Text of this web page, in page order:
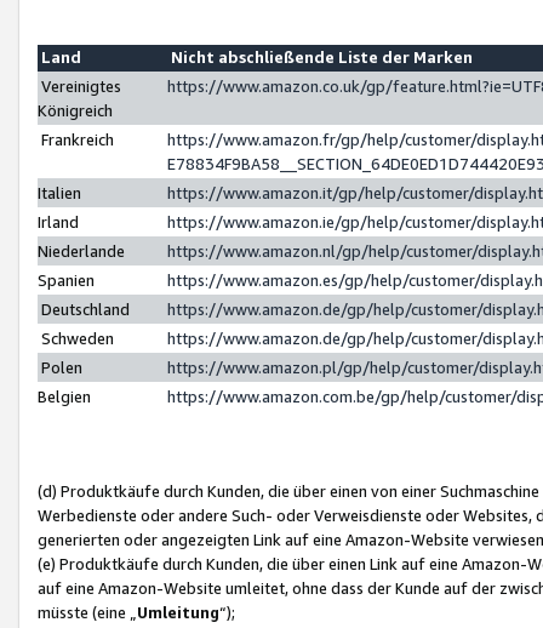
Land
Nicht abschließende Liste der Marken
Vereinigtes
Königreich
https://www.amazon.co.uk/gp/
Frankreich
https://www.amazon.fr/gp/help/customer/
Italien
https://www.amazon.it/gp/help/customer/
Irland
https://www.amazon.ie/gp/help/customer/
Niederlande
https://www.amazon.nl/gp/help/customer/
Spanien
https://www.amazon.es/gp/help/customer/
Deutschland
https://www.amazon.de/gp/help/customer/
Schweden
https://www.amazon.de/gp/help/customer/
Polen
https://www.amazon.pl/gp/help/customer/
Belgien
https://www.amazon.com.be/gp/help/customer/
(d) Produktkäufe durch Kunden, die über einen von einer
Werbedienste oder andere Such- oder Verweisdienste oder Websites,
generierten oder angezeigten Link auf eine Amazon-Website
(e) Produktkäufe durch Kunden, die über einen Link auf eine
auf eine Amazon-Website umleitet, ohne dass der Kunde auf der
müsste (eine „ Umleitung“);